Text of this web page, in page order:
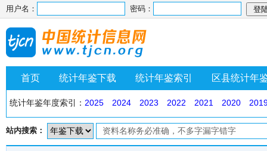
用户名： 密码：
首页 统计年鉴下载 统计年鉴索引 区县统计年
统计年鉴年度索引： 2025 2024 2023 2022 2021 2020
站内搜索：